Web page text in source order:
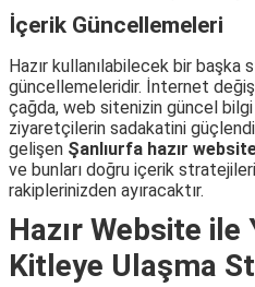
İçerik Güncellemeleri
Hazır kullanılabilecek bir
güncellemeleridir. İnternet
çağda, web sitenizin güncel bilgi
ziyaretçilerin sadakatini
gelişen Şanlıurfa hazır
ve bunları doğru içerik
rakiplerinizden ayıracaktır.
Hazır Website
Kitleye Ulaşma